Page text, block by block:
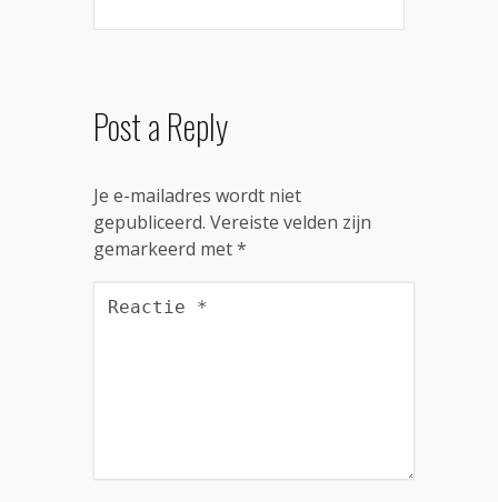
Post a Reply
Je e-mailadres wordt niet
gepubliceerd. Vereiste velden zijn
gemarkeerd met*